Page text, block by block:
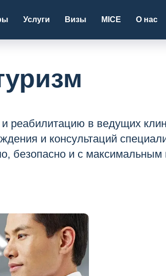
Услуги Визы MICE О нас
реабилитацию в ведущих
и консультаций
безопасно и с